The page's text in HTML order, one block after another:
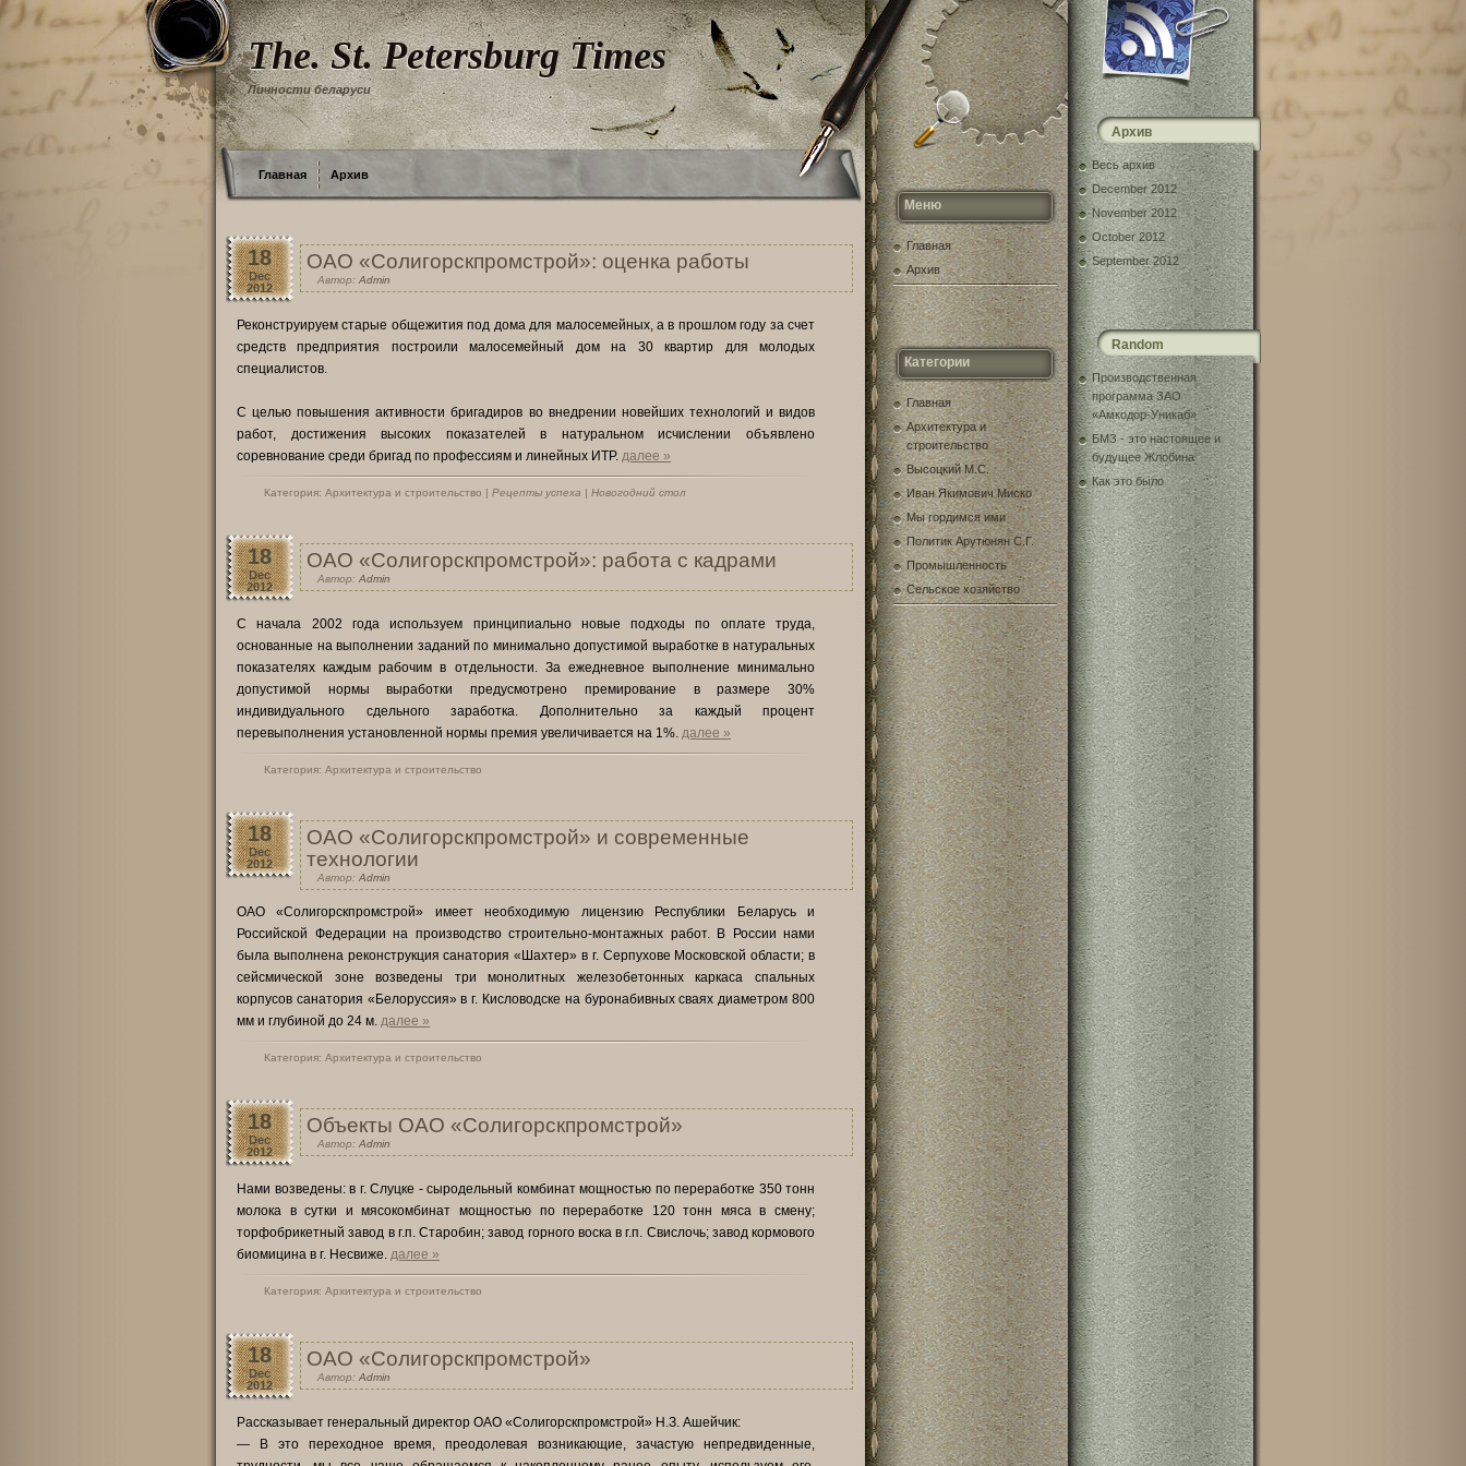
The. St. Petersburg Times
Личности беларуси
Главная Архив
18
Dec
2012
ОАО «Солигорскпромстрой»: оценка работы
Автор: Admin
Реконструируем старые общежития под дома для малосемейных, а в прошлом году за счет
средств предприятия построили малосемейный дом на 30 квартир для молодых
специалистов.
С целью повышения активности бригадиров во внедрении новейших технологий и видов
работ, достижения высоких показателей в натуральном исчислении объявлено
соревнование среди бригад по профессиям и линейных ИТР. далее »
Категория: Архитектура и строительство | Рецепты успеха | Новогодний стол
18
Dec
2012
ОАО «Солигорскпромстрой»: работа с кадрами
Автор: Admin
С начала 2002 года используем принципиально новые подходы по оплате труда,
основанные на выполнении заданий по минимально допустимой выработке в натуральных
показателях каждым рабочим в отдельности. За ежедневное выполнение минимально
допустимой нормы выработки предусмотрено премирование в размере 30%
индивидуального сдельного заработка. Дополнительно за каждый процент
перевыполнения установленной нормы премия увеличивается на 1%. далее »
Категория: Архитектура и строительство
18
Dec
2012
ОАО «Солигорскпромстрой» и современные
технологии
Автор: Admin
ОАО «Солигорскпромстрой» имеет необходимую лицензию Республики Беларусь и
Российской Федерации на производство строительно-монтажных работ. В России нами
была выполнена реконструкция санатория «Шахтер» в г. Серпухове Московской области; в
сейсмической зоне возведены три монолитных железобетонных каркаса спальных
корпусов санатория «Белоруссия» в г. Кисловодске на буронабивных сваях диаметром 800
мм и глубиной до 24 м. далее »
Категория: Архитектура и строительство
18
Dec
2012
Объекты ОАО «Солигорскпромстрой»
Автор: Admin
Нами возведены: в г. Слуцке - сыродельный комбинат мощностью по переработке 350 тонн
молока в сутки и мясокомбинат мощностью по переработке 120 тонн мяса в смену;
торфобрикетный завод в г.п. Старобин; завод горного воска в г.п. Свислочь; завод кормового
биомицина в г. Несвиже. далее »
Категория: Архитектура и строительство
18
Dec
2012
ОАО «Солигорскпромстрой»
Автор: Admin
Рассказывает генеральный директор ОАО «Солигорскпромстрой» Н.З. Ашейчик:
— В это переходное время, преодолевая возникающие, зачастую непредвиденные,
Меню
Главная
Архив
Категории
Главная
Архитектура и
строительство
Высоцкий М.С.
Иван Якимович Миско
Мы гордимся ими
Политик Арутюнян С.Г.
Промышленность
Сельское хозяйство
Архив
Весь архив
December 2012
November 2012
October 2012
September 2012
Random
Производственная
программа ЗАО
«Амкодор-Уникаб»
БМЗ - это настоящее и
будущее Жлобина
Как это было